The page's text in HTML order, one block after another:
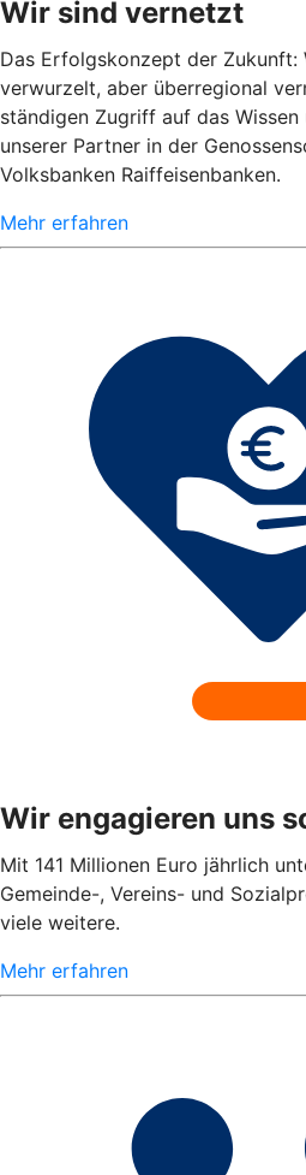
Wir sind vernetzt
Das Erfolgskonzept der Zukunft:
verwurzelt, aber überregional
ständigen Zugriff auf das
unserer Partner in der
Volksbanken Raiffeisenbanken.
Mehr erfahren
Wir engagieren uns
Mit 141 Millionen Euro jährlich
Gemeinde-, Vereins- und
viele weitere.
Mehr erfahren